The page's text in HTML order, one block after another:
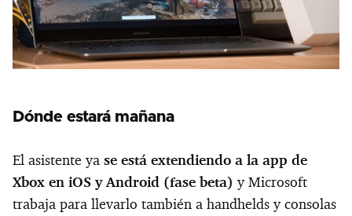
Dónde estará mañana
El asistente ya se está extendiendo a la app de
Xbox en iOS y Android (fase beta) y Microsoft
trabaja para llevarlo también a handhelds y consolas